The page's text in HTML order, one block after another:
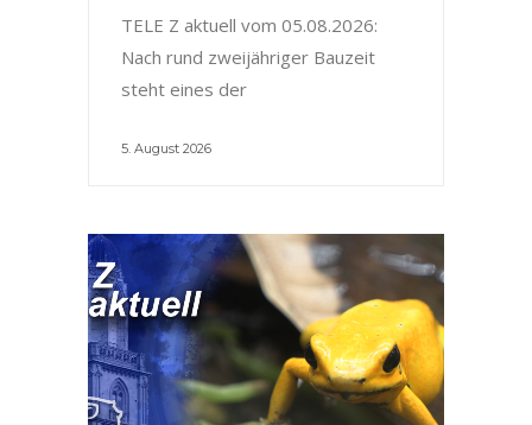
TELE Z aktuell vom 05.08.2026:
Nach rund zweijähriger Bauzeit
steht eines der
5. August 2026